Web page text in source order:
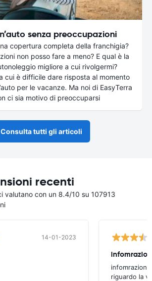
senza preoccupazioni
copertura completa della franchigia?
non posso fare a meno? E qual è la
migliore a cui rivolgermi?
cui è difficile dare risposta al momento
per le vacanze. Ma noi di EasyTerra
ci sia motivo di preoccuparsi
Consulta tutti gli articoli
recenti
valutano con un 8.4/10 su 107913
14-01-2023
infomrazioni
riguardo la